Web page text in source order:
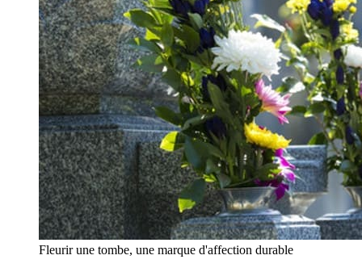
Fleurir une tombe, une marque d'affection durable